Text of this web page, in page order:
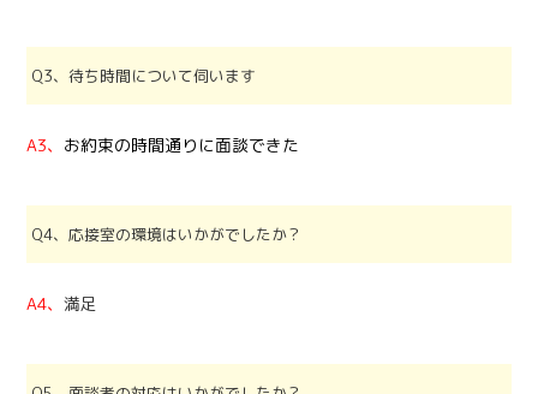
Q3、待ち時間について伺います
A3、 お約束の時間通りに面談できた
Q4、応接室の環境はいかがでしたか？
A4、満足